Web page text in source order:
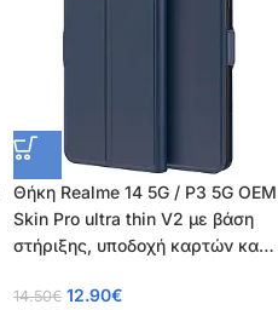
Θήκη Realme 14 5G / P3 5G OEM
Skin Pro ultra thin V2 με βάση
στήριξης, υποδοχή καρτών και
από συνθετικό δέρμα και TPU
14.50€ 12.90€